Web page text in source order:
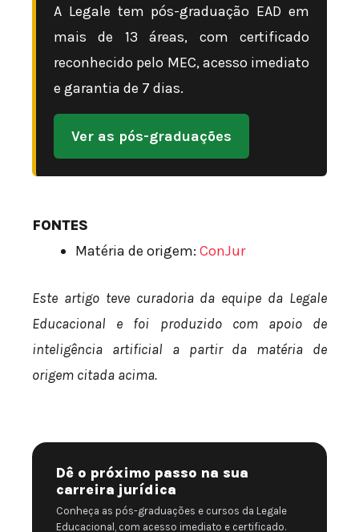
A Legale tem pós-graduação EAD em
mais de 13 áreas, com certificado
reconhecido pelo MEC, acesso imediato
e garantia de 7 dias.
Ver as pós-graduações
FONTES
Matéria de origem: ConJur
Este artigo teve curadoria da equipe da Legale
Educacional e foi produzido com apoio de
inteligência artificial a partir da matéria de
origem citada acima.
Dê o próximo passo na sua
carreira jurídica
Conheça as pós-graduações e cursos da Legale
Educacional, com acesso imediato e certificado.